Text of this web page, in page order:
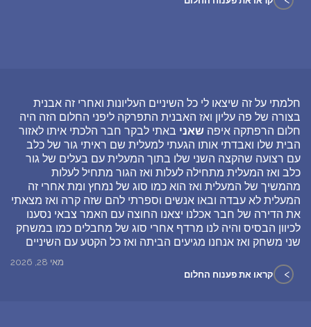
חלמתי על זה שיצאו לי כל השיניים העליונות ואחרי זה אבנית
בצורה של פה עליון ואז האבנית התפרקה ליפני החלום הזה היה
חלום הרפתקה איפה שאני באתי לבקר חבר הלכתי איתו לאזור
הבית שלו ואבדתי אותו הגעתי למעלית שם ראיתי גור של כלב
עם רצועה שהקצה השני שלו בתוך המעלית עם בעלים של גור
כלב ואז המעלית מתחילה לעלות ואז הגור מתחיל לעלות
מהמשיך של המעלית ואז הוא כמו סוג של נמחץ ומת אחרי זה
המעלית לא עבדה ובאו אנשים וספרתי להם שזה קרה ואז מצאתי
את הדירה של חבר אכלנו יצאנו החוצה עם האמר צבאי נסענו
לכיוון הבסיס והיה לנו מרדף אחרי סוג של מחבלים כמו במשחק
שני משחק ואז אנחנו מגיעים הביתה ואז כל הקטע עם השיניים
מאי 28, 2026
> קראו את פענוח החלום